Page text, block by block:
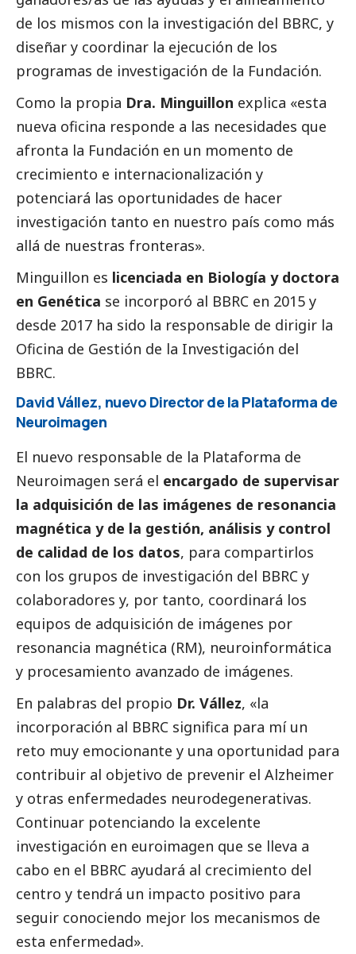
de los mismos con la investigación del BBRC, y
diseñar y coordinar la ejecución de los
programas de investigación de la Fundación.
Como la propia Dra. Minguillon explica «esta
nueva oficina responde a las necesidades que
afronta la Fundación en un momento de
crecimiento e internacionalización y
potenciará las oportunidades de hacer
investigación tanto en nuestro país como más
allá de nuestras fronteras».
Minguillon es licenciada en Biología y doctora
en Genética se incorporó al BBRC en 2015 y
desde 2017 ha sido la responsable de dirigir la
Oficina de Gestión de la Investigación del
BBRC.
David Vállez, nuevo Director de la Plataforma de
Neuroimagen
El nuevo responsable de la Plataforma de
Neuroimagen será el encargado de supervisar
la adquisición de las imágenes de resonancia
magnética y de la gestión, análisis y control
de calidad de los datos, para compartirlos
con los grupos de investigación del BBRC y
colaboradores y, por tanto, coordinará los
equipos de adquisición de imágenes por
resonancia magnética (RM), neuroinformática
y procesamiento avanzado de imágenes.
En palabras del propio Dr. Vállez, «la
incorporación al BBRC significa para mí un
reto muy emocionante y una oportunidad para
contribuir al objetivo de prevenir el Alzheimer
y otras enfermedades neurodegenerativas.
Continuar potenciando la excelente
investigación en euroimagen que se lleva a
cabo en el BBRC ayudará al crecimiento del
centro y tendrá un impacto positivo para
seguir conociendo mejor los mecanismos de
esta enfermedad».